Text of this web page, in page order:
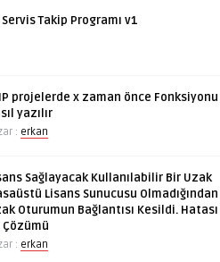
Takip Programı v1
projelerde x zaman önce Fonksiyonu
yazılır
: erkan
Sağlayacak Kullanılabilir Bir Uzak
Lisans Sunucusu Olmadığından
Oturumun Bağlantısı Kesildi. Hatası
Çözümü
: erkan